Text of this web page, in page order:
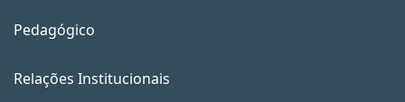
Pedagógico
Relações Institucionais